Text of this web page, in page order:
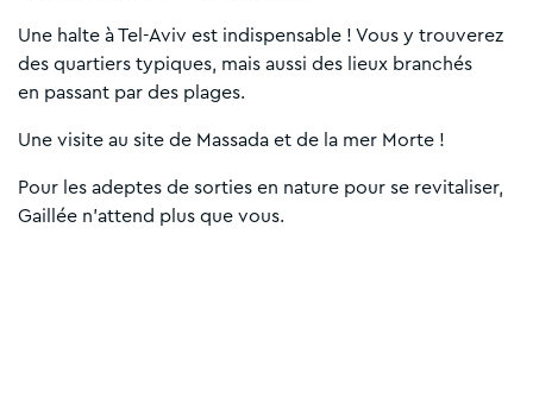
Une halte à Tel-Aviv est indispensable ! Vous y trouverez
des quartiers typiques, mais aussi des lieux branchés
en passant par des plages.
Une visite au site de Massada et de la mer Morte !
Pour les adeptes de sorties en nature pour se revitaliser,
Gaillée n’attend plus que vous.